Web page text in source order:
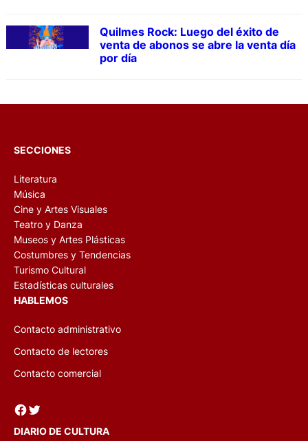
Quilmes Rock: Luego del éxito de
venta de abonos se abre la venta día
por día
SECCIONES
Literatura
Música
Cine y Artes Visuales
Teatro y Danza
Museos y Artes Plásticas
Costumbres y Tendencias
Turismo Cultural
Estadísticas culturales
HABLEMOS
Contacto administrativo
Contacto de lectores
Contacto comercial
Facebook Twitter
DIARIO DE CULTURA